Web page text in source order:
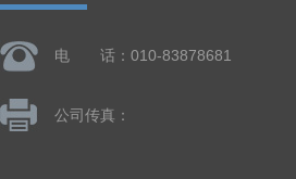
电 话：010-83878681
公司传真：